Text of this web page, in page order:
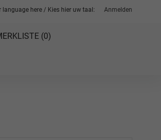
Anmelden
here / Kies hier uw taal:
(0)